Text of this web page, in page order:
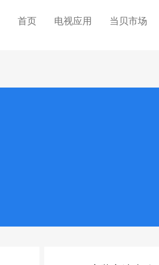
首页 电视应用 当贝市场